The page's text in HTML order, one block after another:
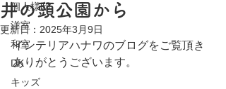
個人様邸
洋室
和室
DK
キッズ
井の頭公園から
更新日： 2025年3月9日
インテリアハナワのブログをご覧頂き
ありがとうございます。